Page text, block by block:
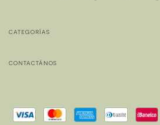
CATEGORÍAS
CONTACTÁNOS